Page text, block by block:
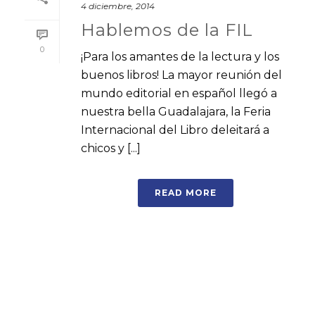
0
4 diciembre, 2014
Hablemos de la FIL
¡Para los amantes de la lectura y los
buenos libros! La mayor reunión del
mundo editorial en español llegó a
nuestra bella Guadalajara, la Feria
Internacional del Libro deleitará a
chicos y [...]
READ MORE